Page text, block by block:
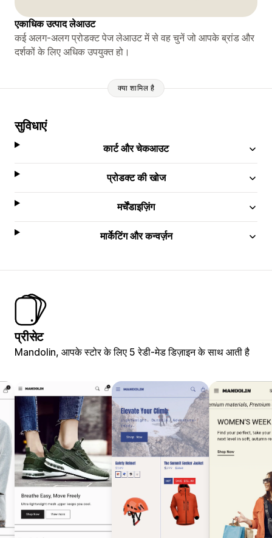
एकाधिक उत्पाद लेआउट
कई अलग-अलग प्रोडक्ट पेज लेआउट में से वह चुनें जो आपके ब्रांड और
दर्शकों के लिए अधिक उपयुक्त हो।
क्या शामिल है
सुविधाएं
कार्ट और चेकआउट
प्रोडक्ट की खोज
मर्चेंडाइज़िंग
मार्केटिंग और कन्वर्ज़न
प्रीसेट
Mandolin, आपके स्टोर के लिए 5 रेडी-मेड डिज़ाइन के साथ आती है